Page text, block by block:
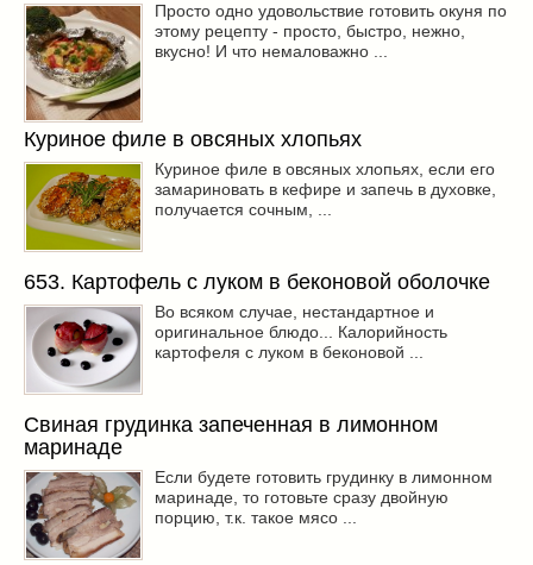
Просто одно удовольствие готовить окуня по
этому рецепту - просто, быстро, нежно,
вкусно! И что немаловажно ...
Куриное филе в овсяных хлопьях
Куриное филе в овсяных хлопьях, если его
замариновать в кефире и запечь в духовке,
получается сочным, ...
653. Картофель с луком в беконовой оболочке
Во всяком случае, нестандартное и
оригинальное блюдо... Калорийность
картофеля с луком в беконовой ...
Свиная грудинка запеченная в лимонном
маринаде
Если будете готовить грудинку в лимонном
маринаде, то готовьте сразу двойную
порцию, т.к. такое мясо ...